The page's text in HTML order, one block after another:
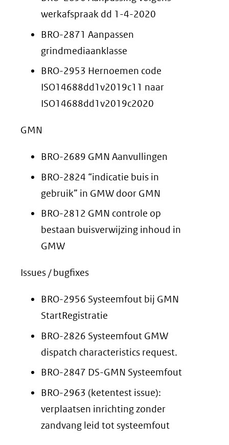
werkafspraak dd 1-4-2020
BRO-2871 Aanpassen
grindmediaanklasse
BRO-2953 Hernoemen code
ISO14688dd1v2019c11 naar
ISO14688dd1v2019c2020
GMN
BRO-2689 GMN Aanvullingen
BRO-2824 “indicatie buis in
gebruik” in GMW door GMN
BRO-2812 GMN controle op
bestaan buisverwijzing inhoud in
GMW
Issues / bugfixes
BRO-2956 Systeemfout bij GMN
StartRegistratie
BRO-2826 Systeemfout GMW
dispatch characteristics request.
BRO-2847 DS-GMN Systeemfout
BRO-2963 (ketentest issue):
verplaatsen inrichting zonder
zandvang leid tot systeemfout